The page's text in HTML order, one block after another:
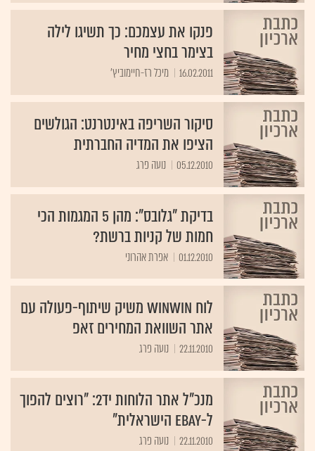
פנקו את עצמכם: כך תשיגו לילה
בצימר בחצי מחיר
16.02.2011 מיכל רז-חיימוביץ'
סיקור השריפה באינטרנט: הגולשים
הציפו את המדיה החברתית
05.12.2010
בדיקת "גלובס": מהן 5 המגמות הכי
חמות של קניות ברשת?
01.12.2010 אפרת אהרוני
לוח winwin משיק שיתוף-פעולה עם
אתר השוואת המחירים זאפ
22.11.2010 נועה פרג
מנכ"ל אתר הלוחות יד2: "רוצים להפוך
ל-eBay הישראלית"
22.11.2010 נועה פרג